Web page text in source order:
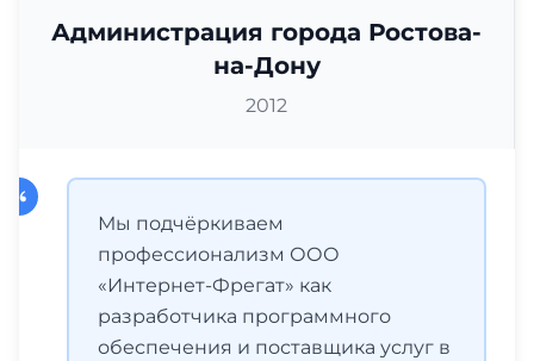
Администрация города Ростова-
на-Дону
2012
Мы подчёркиваем
профессионализм ООО
«Интернет-Фрегат» как
разработчика программного
обеспечения и поставщика услуг в